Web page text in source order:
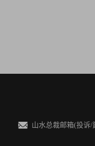
山水总裁邮箱(投诉/